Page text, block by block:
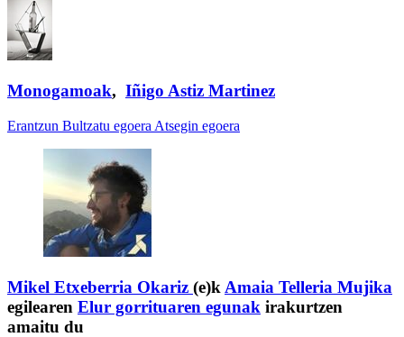
Monogamoak, Iñigo Astiz Martinez
Erantzun Bultzatu egoera Atsegin egoera
Mikel Etxeberria Okariz (e)k Amaia Telleria Mujika
egilearen Elur gorrituaren egunak irakurtzen
amaitu du